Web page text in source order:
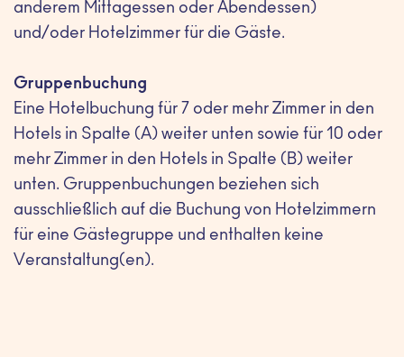
anderem Mittagessen oder Abendessen)
und/oder Hotelzimmer für die Gäste.
Gruppenbuchung
Eine Hotelbuchung für 7 oder mehr Zimmer in den
Hotels in Spalte (A) weiter unten sowie für 10 oder
mehr Zimmer in den Hotels in Spalte (B) weiter
unten. Gruppenbuchungen beziehen sich
ausschließlich auf die Buchung von Hotelzimmern
für eine Gästegruppe und enthalten keine
Veranstaltung(en).